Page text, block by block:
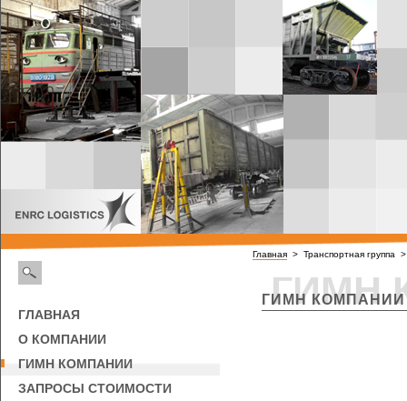
ГЛАВНАЯ
О КОМПАНИИ
ГИМН КОМПАНИИ
ЗАПРОСЫ СТОИМОСТИ
Главная > Транспортная группа
ГИМН
ГИМН КОМПАНИИ